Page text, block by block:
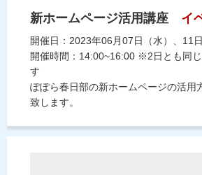
新ホームページ活用講座 イ
開催日：2023年06月07日（水）、11日
開催時間：14:00~16:00 ※2日とも同
す
ぽぽら春日部の新ホームページの活用
致します。